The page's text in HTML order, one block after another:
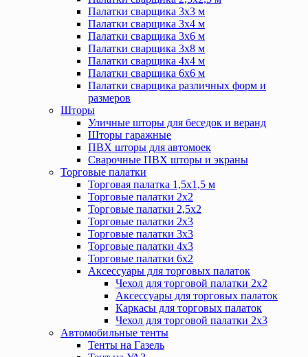
Палатки сварщика 3х3 м
Палатки сварщика 3х4 м
Палатки сварщика 3х6 м
Палатки сварщика 3х8 м
Палатки сварщика 4х4 м
Палатки сварщика 6х6 м
Палатки сварщика различных форм и
размеров
Шторы
Уличные шторы для беседок и веранд
Шторы гаражные
ПВХ шторы для автомоек
Сварочные ПВХ шторы и экраны
Торговые палатки
Торговая палатка 1,5х1,5 м
Торговые палатки 2х2
Торговые палатки 2,5х2
Торговые палатки 2х3
Торговые палатки 3х3
Торговые палатки 4х3
Торговые палатки 6х2
Аксессуары для торговых палаток
Чехол для торговой палатки 2х2
Аксессуары для торговых палаток
Каркасы для торговых палаток
Чехол для торговой палатки 2х3
Автомобильные тенты
Тенты на Газель